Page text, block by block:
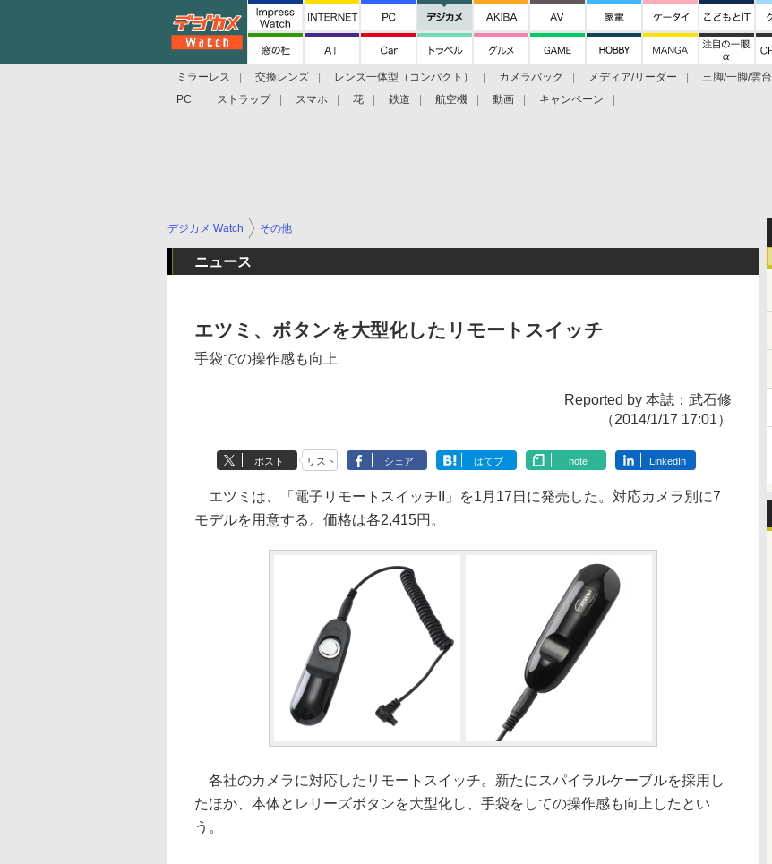
ミラーレス 交換レンズ レンズ一体型（コンパクト） カメラバッグ メディア/リーダー 三脚/一脚/雲台
PC
ストラップ スマホ 花 鉄道 航空機 動画 キャンペーン
デジカメ Watch その他
ニュース
エツミ、ボタンを大型化したリモートスイッチ
手袋での操作感も向上
Reported by 本誌：武石修
（2014/1/17 17:01）
ポスト リスト シェア はてブ note LinkedIn
エツミは、「電子リモートスイッチII」を1月17日に発売した。対応カメラ別に7
モデルを用意する。価格は各2,415円。
各社のカメラに対応したリモートスイッチ。新たにスパイラルケーブルを採用し
たほか、本体とレリーズボタンを大型化し、手袋をしての操作感も向上したとい
う。